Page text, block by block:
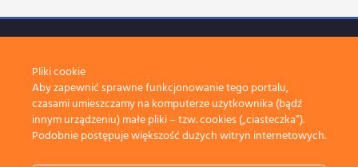
DeKret Security, tel:690 663 672, 05-500 Piaseczno, ul. Derdowskiego 37
Pliki cookie
Aby zapewnić sprawne funkcjonowanie tego portalu,
czasami umieszczamy na komputerze użytkownika (bądź
innym urządzeniu) małe pliki – tzw. cookies („ciasteczka”).
Podobnie postępuje większość dużych witryn internetowych.